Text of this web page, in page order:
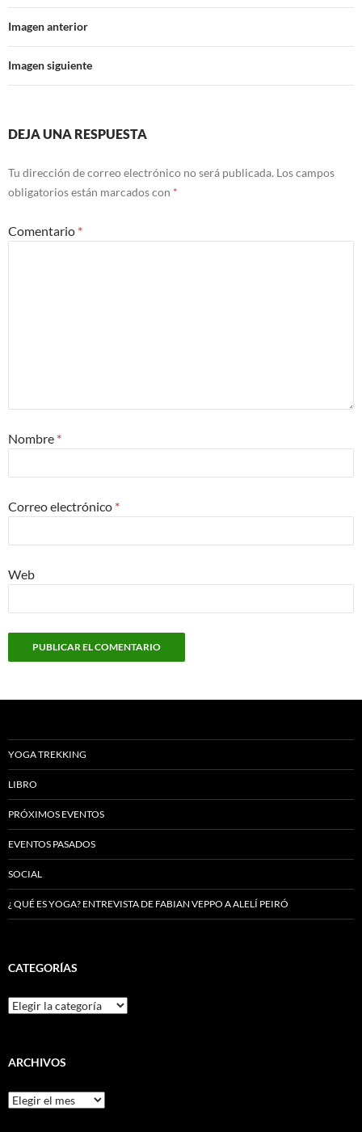
Imagen anterior
Imagen siguiente
DEJA UNA RESPUESTA
Tu dirección de correo electrónico no será publicada. Los campos
obligatorios están marcados con *
Comentario *
Nombre *
Correo electrónico *
Web
YOGA TREKKING
LIBRO
PRÓXIMOS EVENTOS
EVENTOS PASADOS
SOCIAL
¿ QUÉ ES YOGA? ENTREVISTA DE FABIAN VEPPO A ALELÍ PEIRÓ
CATEGORÍAS
Categorías
ARCHIVOS
Archivos